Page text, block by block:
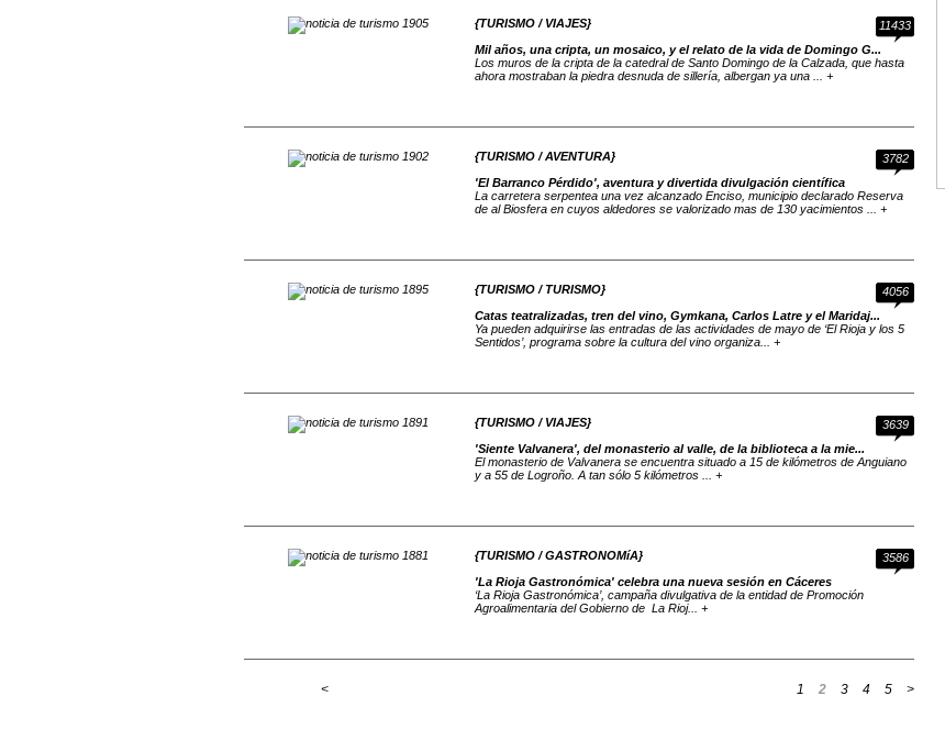
11433
{TURISMO / VIAJES}
Mil años, una cripta, un mosaico, y el relato de la vida de Domingo G...
Los muros de la cripta de la catedral de Santo Domingo de la Calzada, que hasta
ahora mostraban la piedra desnuda de sillería, albergan ya una ... +
3782
{TURISMO / AVENTURA}
'El Barranco Pérdido', aventura y divertida divulgación científica
La carretera serpentea una vez alcanzado Enciso, municipio declarado Reserva
de al Biosfera en cuyos aldedores se valorizado mas de 130 yacimientos ... +
4056
{TURISMO / TURISMO}
Catas teatralizadas, tren del vino, Gymkana, Carlos Latre y el Maridaj...
Ya pueden adquirirse las entradas de las actividades de mayo de ‘El Rioja y los 5
Sentidos’, programa sobre la cultura del vino organiza... +
3639
{TURISMO / VIAJES}
'Siente Valvanera', del monasterio al valle, de la biblioteca a la mie...
El monasterio de Valvanera se encuentra situado a 15 de kilómetros de Anguiano
y a 55 de Logroño. A tan sólo 5 kilómetros ... +
3586
{TURISMO / GASTRONOMíA}
'La Rioja Gastronómica' celebra una nueva sesión en Cáceres
‘La Rioja Gastronómica’, campaña divulgativa de la entidad de Promoción
Agroalimentaria del Gobierno de La Rioj... +
>
1 2 3 4 5
<